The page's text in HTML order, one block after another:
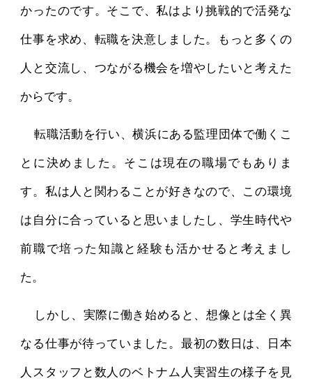
かったのです。そこで、私はより挑戦的で活発な
仕事を求め、転職を決意しました。もっと多くの
人と交流し、つながる機会を増やしたいと考えた
からです。
転職活動を行い、横浜にある監理団体で働くこ
とに決めました。そこは現在の職場でもありま
す。私は人と関わることが好きなので、この環境
は自分に合っていると思いましたし、学生時代や
前職で培った知識と経験も活かせると考えまし
た。
しかし、実際に働き始めると、想像とは全く異
なる仕事が待っていました。最初の数日は、日本
人スタッフと数人のベトナム人実習生の様子を見